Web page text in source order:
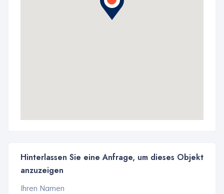
Hinterlassen Sie eine Anfrage, um dieses Objekt
anzuzeigen
Ihren Namen